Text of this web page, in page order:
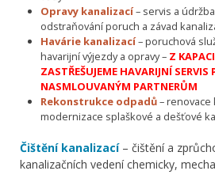
Opravy kanalizací– servis a
odstraňování poruch a závad
Havárie kanalizací– poruchová
havarijní výjezdy a opravy – Z
ZASTŘEŠUJEME HAVARIJNÍ SERVIS
NASMLOUVANÝM PARTNERŮM
Rekonstrukce odpadů– renovace
modernizace splaškové a dešťové
Čištění kanalizací– čištění a
kanalizačních vedení chemicky,